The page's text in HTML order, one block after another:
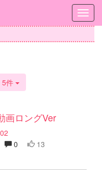
5件
画ロングVer
0 13